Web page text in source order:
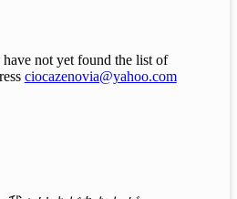
not yet found the list of
ciocazenovia@yahoo.com